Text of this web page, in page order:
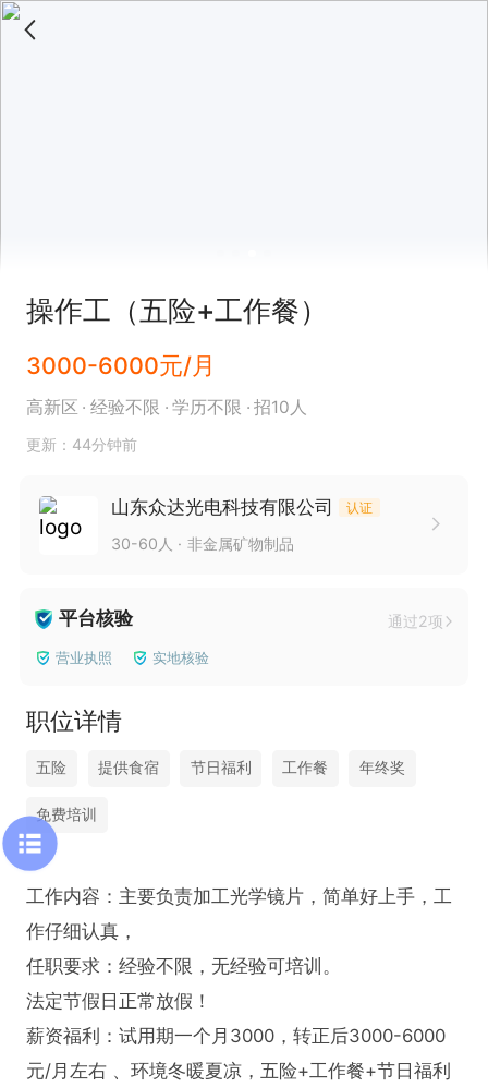
操作工（五险+工作餐）
3000-6000元/月
高新区 经验不限 学历不限 招10人
更新：44分钟前
山东众达光电科技有限公司 认证
30-60人 非金属矿物制品
平台核验 通过2项
营业执照 实地核验
职位详情
五险 提供食宿 节日福利 工作餐 年终奖
免费培训
工作内容：主要负责加工光学镜片，简单好上手，工
作仔细认真，
任职要求：经验不限，无经验可培训。
法定节假日正常放假！
薪资福利：试用期一个月3000，转正后3000-6000
元/月左右 、环境冬暖夏凉，五险+工作餐+节日福利